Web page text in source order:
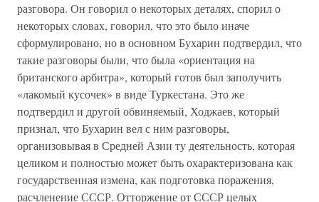
разговора. Он говорил о некоторых деталях, спорил о
некоторых словах, говорил, что это было иначе
сформулировано, но в основном Бухарин подтвердил, что
такие разговоры были, что была «ориентация на
британского арбитра», который готов был заполучить
«лакомый кусочек» в виде Туркестана. Это же
подтвердил и другой обвиняемый, Ходжаев, который
признал, что Бухарин вел с ним разговоры,
организовывая в Средней Азии ту деятельность, которая
целиком и полностью может быть охарактеризована как
государственная измена, как подготовка поражения,
расчленение СССР. Отторжение от СССР целых